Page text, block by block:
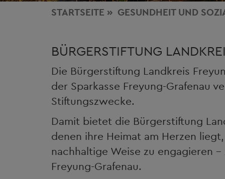
STARTSEITE GESUNDHEIT UND
BÜRGERSTIFTUNG
Die Bürgerstiftung Landkreis
der Sparkasse Freyung-Grafenau
Stiftungszwecke.
Damit bietet die Bürgerstiftung
denen ihre Heimat am Herzen
nachhaltige Weise zu engagieren
Freyung-Grafenau.